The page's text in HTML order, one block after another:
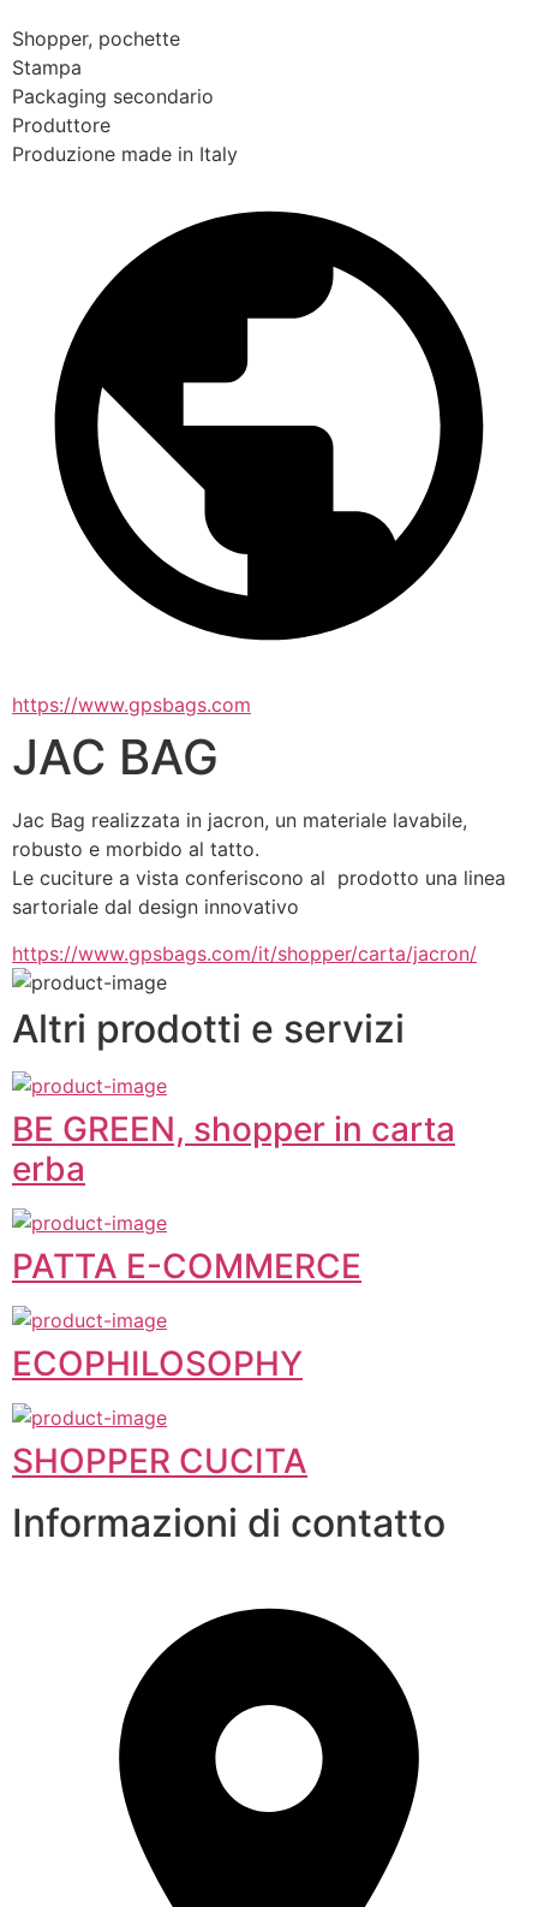
Shopper, pochette
Stampa
Packaging secondario
Produttore
Produzione made in Italy
https://www.gpsbags.com
JAC BAG
Jac Bag realizzata in jacron, un materiale lavabile,
robusto e morbido al tatto.
Le cuciture a vista conferiscono al  prodotto una linea
sartoriale dal design innovativo
https://www.gpsbags.com/it/shopper/carta/jacron/
Altri prodotti e servizi
BE GREEN, shopper in carta
erba
PATTA E-COMMERCE
ECOPHILOSOPHY
SHOPPER CUCITA
Informazioni di contatto